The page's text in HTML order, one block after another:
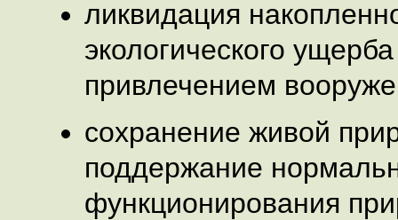
ликвидация
экологического
привлечением
сохранение живой
поддержание
функционирования